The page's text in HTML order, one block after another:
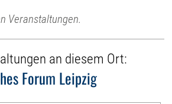
Veranstaltungen.
an diesem Ort:
Forum Leipzig